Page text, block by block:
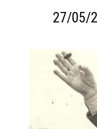
27/05/